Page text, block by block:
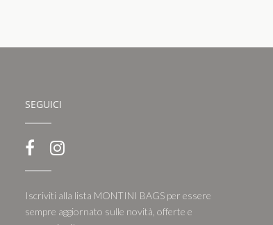
SEGUICI
Iscriviti alla lista MONTINI BAGS per essere
sempre aggiornato sulle novità, offerte e